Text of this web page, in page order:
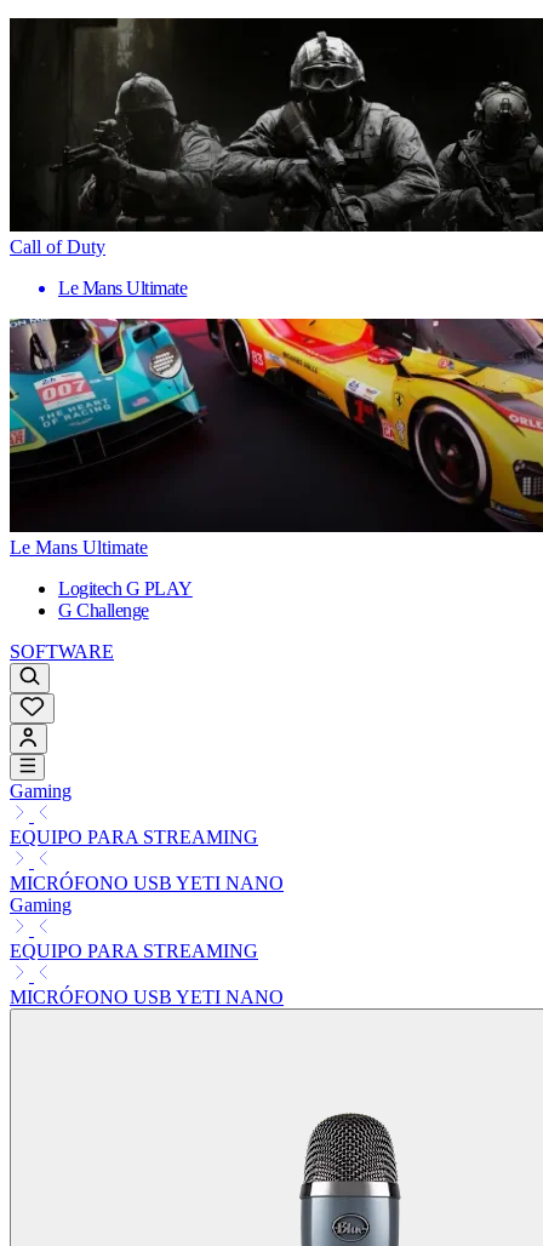
Call of Duty
Le Mans Ultimate
Le Mans Ultimate
Logitech G PLAY
G Challenge
SOFTWARE
Gaming
EQUIPO PARA STREAMING
MICRÓFONO USB YETI NANO
Gaming
EQUIPO PARA STREAMING
MICRÓFONO USB YETI NANO